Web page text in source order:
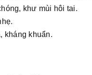
khư mùi hôi tai.
kháng khuẩn.